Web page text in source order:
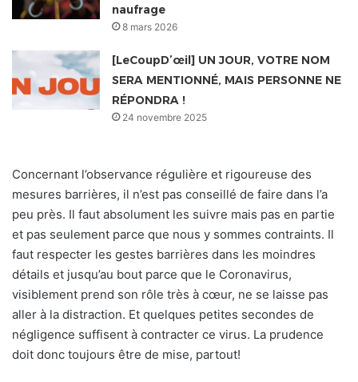
naufrage
8 mars 2026
[LeCoupD’œil] UN JOUR, VOTRE NOM
SERA MENTIONNÉ, MAIS PERSONNE NE
RÉPONDRA !
24 novembre 2025
Concernant l’observance régulière et rigoureuse des
mesures barrières, il n’est pas conseillé de faire dans l’a
peu près. Il faut absolument les suivre mais pas en partie
et pas seulement parce que nous y sommes contraints. Il
faut respecter les gestes barrières dans les moindres
détails et jusqu’au bout parce que le Coronavirus,
visiblement prend son rôle très à cœur, ne se laisse pas
aller à la distraction. Et quelques petites secondes de
négligence suffisent à contracter ce virus. La prudence
doit donc toujours être de mise, partout!